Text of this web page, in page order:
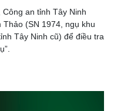
an tỉnh Tây Ninh
(SN 1974, ngụ khu
Tây Ninh cũ) để điều tra